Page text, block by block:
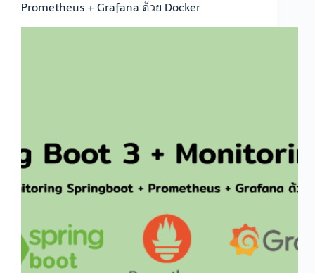
Prometheus + Grafana ด้วย Docker